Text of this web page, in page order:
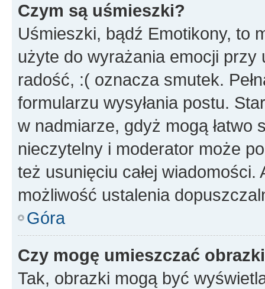
Czym są uśmieszki?
Uśmieszki, bądź Emotikony, to
użyte do wyrażania emocji
radość, :( oznacza smutek.
formularzu wysyłania postu.
w nadmiarze, gdyż mogą
nieczytelny i moderator może
też usunięciu całej
możliwość ustalenia
Góra
Czy mogę umieszczać
Tak, obrazki mogą być